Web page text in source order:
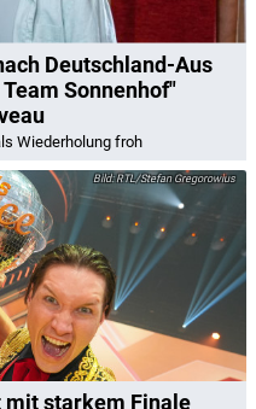
Deutschland-Aus
Sonnenhof"
Wiederholung froh
RTL/Stefan Gregorowius
mit starkem Finale